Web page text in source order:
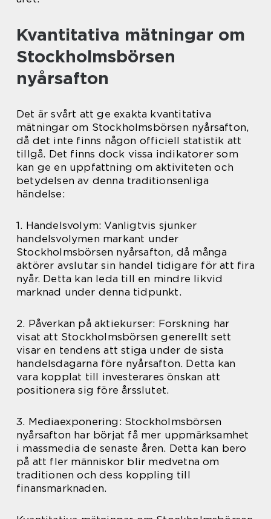
Kvantitativa mätningar om
Stockholmsbörsen
nyårsafton
Det är svårt att ge exakta kvantitativa
mätningar om Stockholmsbörsen nyårsafton,
då det inte finns någon officiell statistik att
tillgå. Det finns dock vissa indikatorer som
kan ge en uppfattning om aktiviteten och
betydelsen av denna traditionsenliga
händelse:
1. Handelsvolym: Vanligtvis sjunker
handelsvolymen markant under
Stockholmsbörsen nyårsafton, då många
aktörer avslutar sin handel tidigare för att fira
nyår. Detta kan leda till en mindre likvid
marknad under denna tidpunkt.
2. Påverkan på aktiekurser: Forskning har
visat att Stockholmsbörsen generellt sett
visar en tendens att stiga under de sista
handelsdagarna före nyårsafton. Detta kan
vara kopplat till investerares önskan att
positionera sig före årsslutet.
3. Mediaexponering: Stockholmsbörsen
nyårsafton har börjat få mer uppmärksamhet
i massmedia de senaste åren. Detta kan bero
på att fler människor blir medvetna om
traditionen och dess koppling till
finansmarknaden.